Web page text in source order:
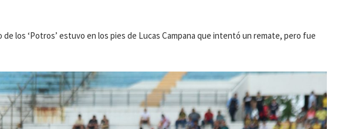
los ‘Potros’ estuvo en los pies de Lucas Campana que intentó un remate, pero fue